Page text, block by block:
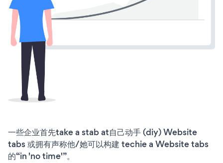
一些企业首先take a stab at自己动手 (diy) Website
tabs 或拥有声称他/她可以构建 techie a Website tabs
的“in 'no time'”。